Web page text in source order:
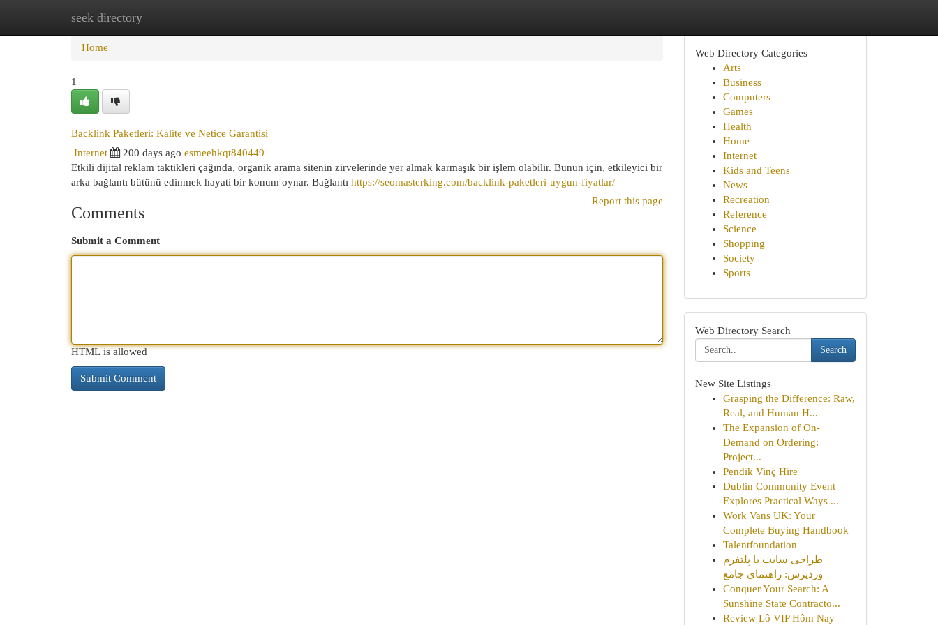
seek directory
Home New Site Listings
Home
1
Backlink Paketleri: Kalite ve Netice Garantisi
Internet
200 days ago esmeehkqt840449
Etkili dijital reklam taktikleri çağında, organik arama sitenin zirvelerinde yer almak karmaşık bir işlem olabilir. Bunun için, etkileyici bir
arka bağlantı bütünü edinmek hayati bir konum oynar. Bağlantı https://seomasterking.com/backlink-paketleri-uygun-fiyatlar/
Report this page
Comments
Submit a Comment
HTML is allowed
Web Directory Categories
Arts
Business
Computers
Games
Health
Home
Internet
Kids and Teens
News
Recreation
Reference
Science
Shopping
Society
Sports
Web Directory Search
Search
New Site Listings
Grasping the Difference: Raw,
Real, and Human H...
The Expansion of On-
Demand on Ordering:
Project...
Pendik Vinç Hire
Dublin Community Event
Explores Practical Ways ...
Work Vans UK: Your
Complete Buying Handbook
Talentfoundation
طراحی سایت با پلتفرم
وردپرس: راهنمای جامع
Conquer Your Search: A
Sunshine State Contracto...
Review Lô VIP Hôm Nay